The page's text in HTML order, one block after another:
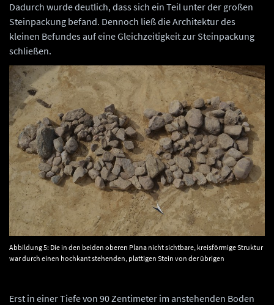
Dadurch wurde deutlich, dass sich ein Teil unter der großen
Steinpackung befand. Dennoch ließ die Architektur des
kleinen Befundes auf eine Gleichzeitigkeit zur Steinpackung
schließen.
Abbildung 5: Die in den beiden oberen Plana nicht sichtbare, kreisförmige Struktur
war durch einen hochkant stehenden, plattigen Stein von der übrigen
Erst in einer Tiefe von 90 Zentimeter im anstehenden Boden